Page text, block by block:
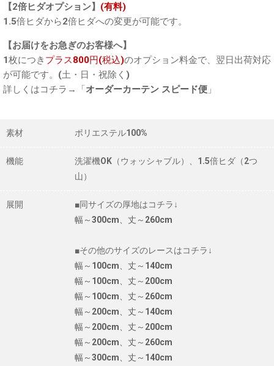
【2倍ヒダオプション】 (有料)
1.5倍ヒダから2倍ヒダへの変更が可能です。
【お届けをお急ぎのお客様へ】
1枚につき プラス800円(税込)のオプション料金で、翌日出荷対応
が可能です。(土・日・祝除く)
詳しくはコチラ→「オーダーカーテン スピード便 」
素材 ポリエステル100%
機能
洗濯機OK（ウォッシャブル）、1.5倍ヒダ（2つ
山）
展開
■同サイズの厚地はコチラ↓
幅～300cm、丈～260cm
■その他のサイズのレースはコチラ↓
幅～100cm、丈～140cm
幅～100cm、丈～200cm
幅～100cm、丈～260cm
幅～200cm、丈～140cm
幅～200cm、丈～200cm
幅～200cm、丈～260cm
幅～300cm、丈～140cm